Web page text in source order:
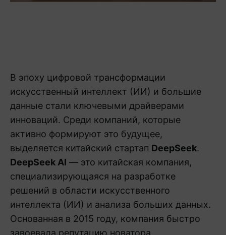
В эпоху цифровой трансформации
искусственный интеллект (ИИ) и большие
данные стали ключевыми драйверами
инноваций. Среди компаний, которые
активно формируют это будущее,
выделяется китайский стартап DeepSeek.
DeepSeek AI — это китайская компания,
специализирующаяся на разработке
решений в области искусственного
интеллекта (ИИ) и анализа больших данных.
Основанная в 2015 году, компания быстро
завоевала репутацию новатора,